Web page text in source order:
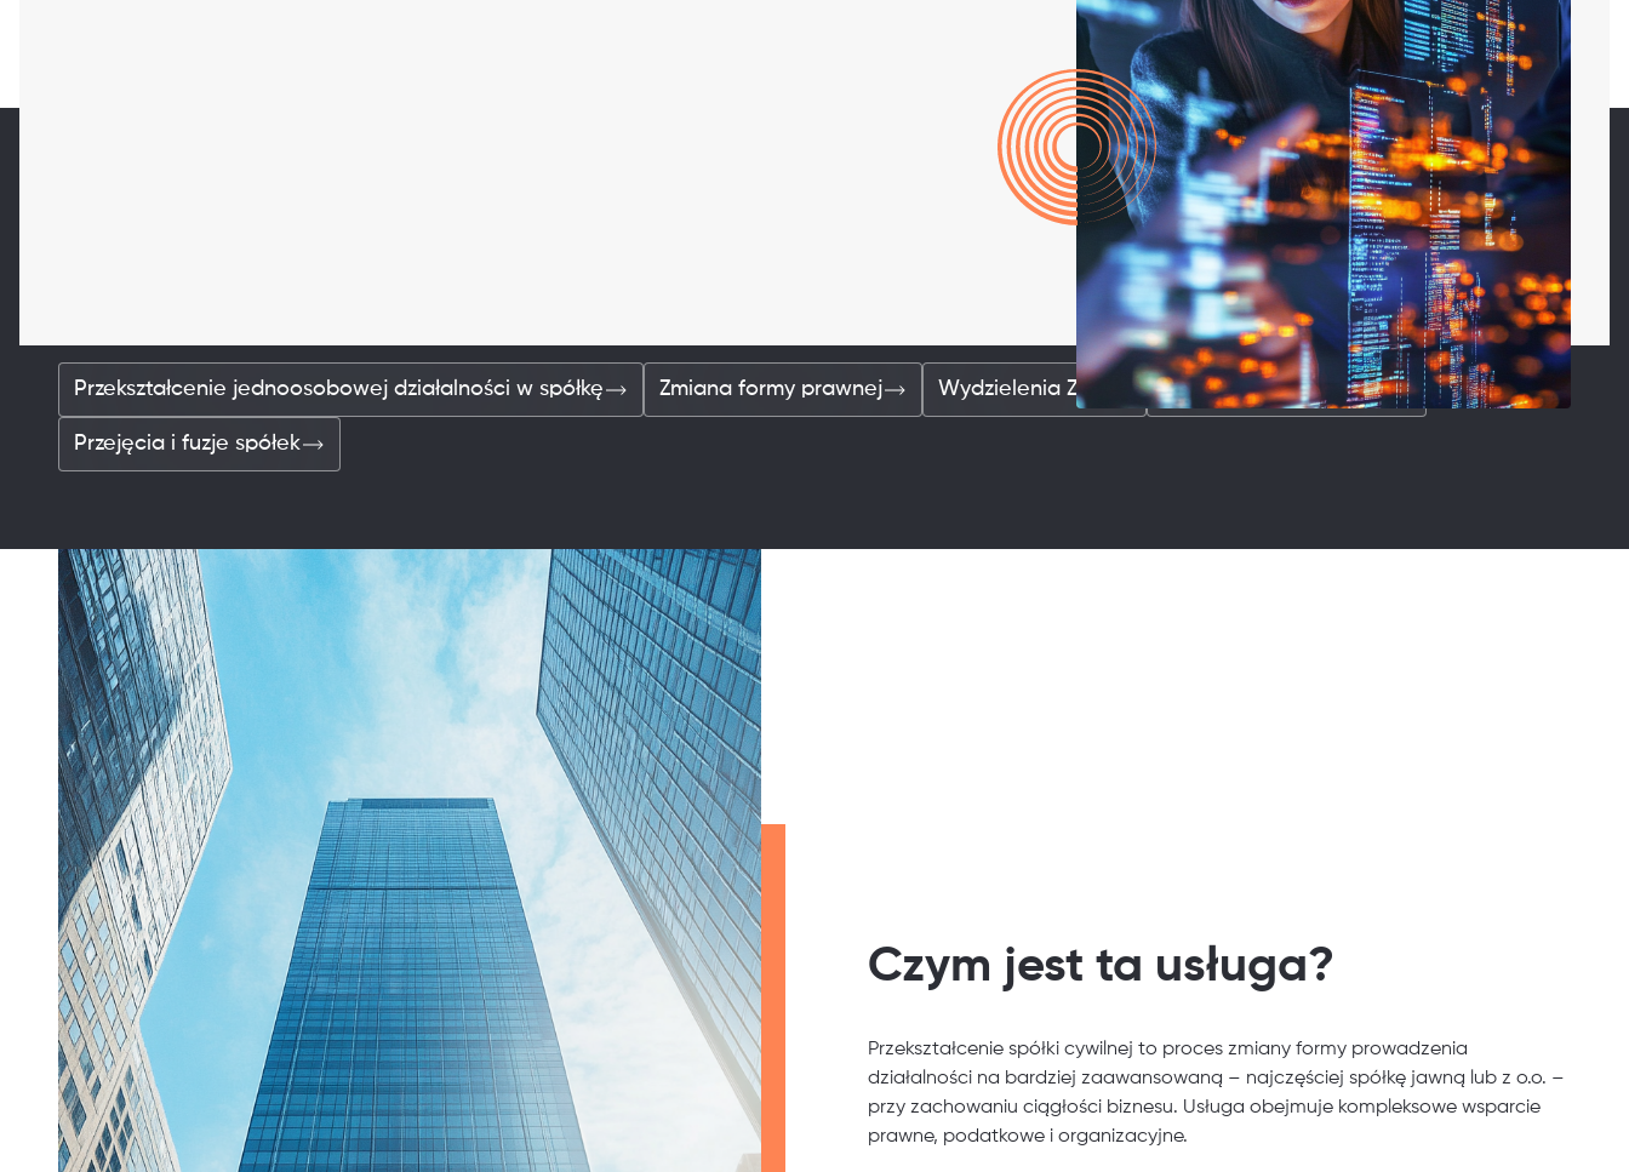
Przekształcenie jednoosobowej działalności w spółkę Zmiana formy prawnej Wydzielenia ZCP Przekształcenia spółek
Przejęcia i fuzje spółek
Czym jest ta usługa?
Przekształcenie spółki cywilnej to proces zmiany formy prowadzenia
działalności na bardziej zaawansowaną – najczęściej spółkę jawną lub z o.o. –
przy zachowaniu ciągłości biznesu. Usługa obejmuje kompleksowe wsparcie
prawne, podatkowe i organizacyjne.